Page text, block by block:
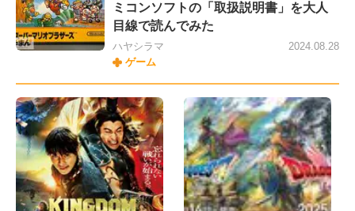
ミコンソフトの「取扱説明書」を大人
目線で読んでみた
ハヤシラマ
ゲーム
2024.08.28